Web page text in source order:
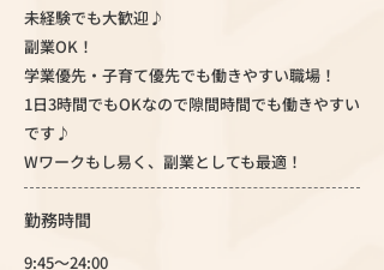
未経験でも大歓迎♪
副業OK！
学業優先・子育て優先でも働きやすい職場！
1日3時間でもOKなので隙間時間でも働きやすい
です♪
Wワークもし易く、副業としても最適！
勤務時間
9:45〜24:00